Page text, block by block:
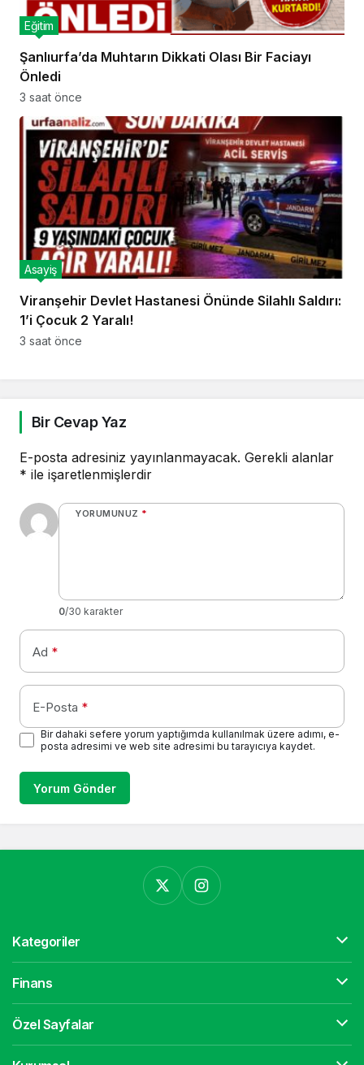
Şanlıurfa’da Muhtarın Dikkati Olası Bir Faciayı
Önledi
Eğitim
3 saat önce
Viranşehir Devlet Hastanesi Önünde Silahlı Saldırı:
1’i Çocuk 2 Yaralı!
Asayiş
3 saat önce
Bir Cevap Yaz
E-posta adresiniz yayınlanmayacak. Gerekli alanlar
* ile işaretlenmişlerdir
YORUMUNUZ *
0/30 karakter
Ad *
E-Posta *
Bir dahaki sefere yorum yaptığımda kullanılmak üzere adımı, e-
posta adresimi ve web site adresimi bu tarayıcıya kaydet.
Yorum Gönder
Kategoriler
Finans
Özel Sayfalar